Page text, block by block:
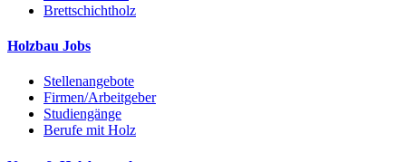
Brettschichtholz
Holzbau Jobs
Stellenangebote
Firmen/Arbeitgeber
Studiengänge
Berufe mit Holz